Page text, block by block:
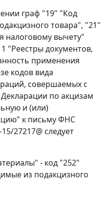
граф "19" "Код
товара", "21"
налоговому вычету"
"Реестры документов,
применения
кодов вида
совершаемых с
по акцизам
и (или)
к письму ФНС
27217@ следует
- код "252"
из подакцизного